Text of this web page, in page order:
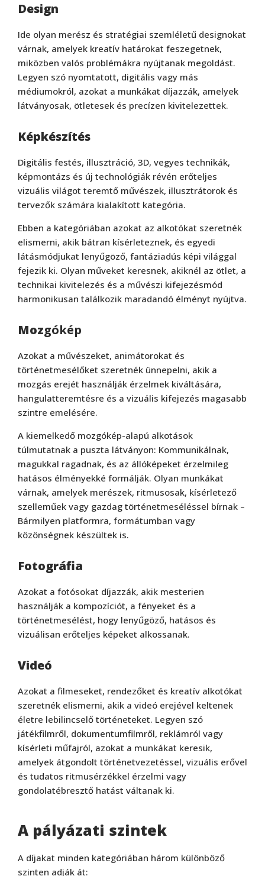
Design
Ide olyan merész és stratégiai szemléletű designokat
várnak, amelyek kreatív határokat feszegetnek,
miközben valós problémákra nyújtanak megoldást.
Legyen szó nyomtatott, digitális vagy más
médiumokról, azokat a munkákat díjazzák, amelyek
látványosak, ötletesek és precízen kivitelezettek.
Képkészítés
Digitális festés, illusztráció, 3D, vegyes technikák,
képmontázs és új technológiák révén erőteljes
vizuális világot teremtő művészek, illusztrátorok és
tervezők számára kialakított kategória.
Ebben a kategóriában azokat az alkotókat szeretnék
elismerni, akik bátran kísérleteznek, és egyedi
látásmódjukat lenyűgöző, fantáziadús képi világgal
fejezik ki. Olyan műveket keresnek, akiknél az ötlet, a
technikai kivitelezés és a művészi kifejezésmód
harmonikusan találkozik maradandó élményt nyújtva.
Mozgókép
Azokat a művészeket, animátorokat és
történetmesélőket szeretnék ünnepelni, akik a
mozgás erejét használják érzelmek kiváltására,
hangulatteremtésre és a vizuális kifejezés magasabb
szintre emelésére.
A kiemelkedő mozgókép-alapú alkotások
túlmutatnak a puszta látványon: Kommunikálnak,
magukkal ragadnak, és az állóképeket érzelmileg
hatásos élményekké formálják. Olyan munkákat
várnak, amelyek merészek, ritmusosak, kísérletező
szelleműek vagy gazdag történetmeséléssel bírnak –
Bármilyen platformra, formátumban vagy
közönségnek készültek is.
Fotográfia
Azokat a fotósokat díjazzák, akik mesterien
használják a kompozíciót, a fényeket és a
történetmesélést, hogy lenyűgöző, hatásos és
vizuálisan erőteljes képeket alkossanak.
Videó
Azokat a filmeseket, rendezőket és kreatív alkotókat
szeretnék elismerni, akik a videó erejével keltenek
életre lebilincselő történeteket. Legyen szó
játékfilmről, dokumentumfilmről, reklámról vagy
kísérleti műfajról, azokat a munkákat keresik,
amelyek átgondolt történetvezetéssel, vizuális erővel
és tudatos ritmusérzékkel érzelmi vagy
gondolatébresztő hatást váltanak ki.
A pályázati szintek
A díjakat minden kategóriában három különböző
szinten adják át: